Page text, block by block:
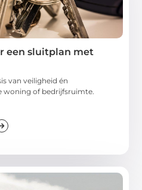
een sluitplan met
van veiligheid én
woning of bedrijfsruimte.